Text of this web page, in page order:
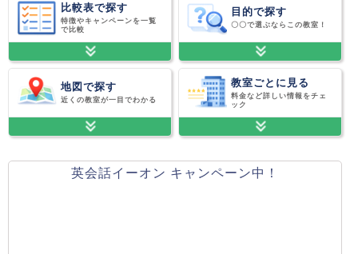
比較表で探す
特徴やキャンペーンを一覧
で比較
目的で探す
〇〇で選ぶならこの教室！
地図で探す
近くの教室が一目でわかる
教室ごとに見る
料金など詳しい情報をチェ
ック
英会話イーオン キャンペーン中！